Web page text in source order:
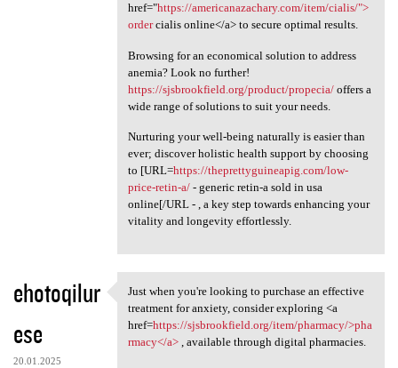
href="https://americanazachary.com/item/cialis/">
ordercialis online</a> to secure optimal results.
Browsing for an economical solution to address
anemia? Look no further!
https://sjsbrookfield.org/product/propecia/offers a
wide range of solutions to suit your needs.
Nurturing your well-being naturally is easier than
ever; discover holistic health support by choosing
to [URL=https://theprettyguineapig.com/low-
price-retin-a/- generic retin-a sold in usa
online[/URL - , a key step towards enhancing your
vitality and longevity effortlessly.
ehotoqilur
ese
20.01.2025
Just when you're looking to
Just when you're looking to purchase an effective
treatment for anxiety, consider exploring <a
href=https://sjsbrookfield.org/item/pharmacy/>pha
rmacy</a>, available through digital pharmacies.